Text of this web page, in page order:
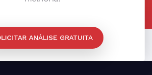
ANÁLISE GRATUITA